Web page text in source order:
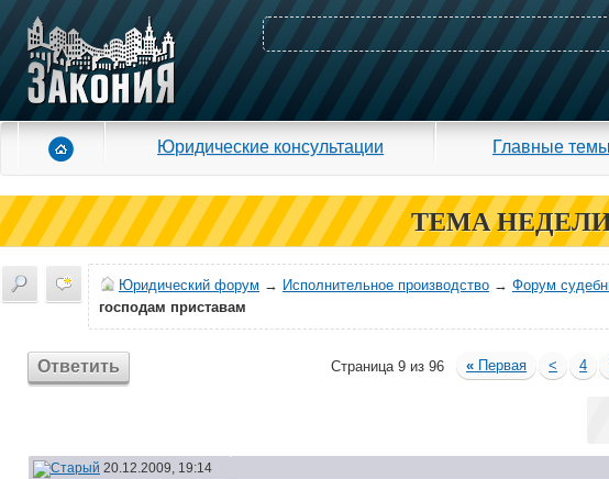
Юридические консультации Главные темы
ТЕМА
Юридический форум → Исполнительное производство → Форум
господам приставам
Ответить Страница 9 из 96 « Первая < 4
20.12.2009, 19:14